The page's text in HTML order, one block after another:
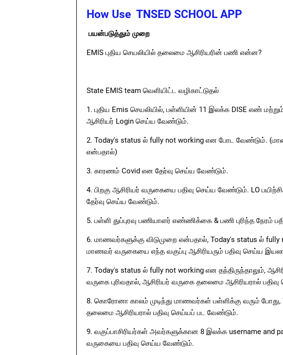
How Use TNSED SCHOOL APP
பயன்படுத்தும் முறை
EMIS புதிய செயலியில் தலைமை ஆசிரியரின் பணி என்ன?
State EMIS team வெளியிட்ட வழிகாட்டுதல்
1. புதிய Emis செயலியில், பள்ளியின் 11 இலக்க DISE எண்
ஆசிரியர் Login செய்ய வேண்டும்.
2. Today's status ல் fully not working என போட வேண்டும்.
என்பதால்)
3. காரணம் Covid என தேர்வு செய்ய வேண்டும்.
4. பிறகு ஆசிரியர் வருகையை பதிவு செய்ய வேண்டும். LO
தேர்வு செய்ய வேண்டும்.
5. பள்ளி துப்புரவு பணியாளர் எண்ணிக்கை & பணி புரிந்த நேரம்
6. மாணவர்களுக்கு விடுமுறை என்பதால், Today's status ல்
மாணவர் வருகையை எந்த வகுப்பு ஆசிரியரும் பதிவு செய்ய
7. Today's status ல் fully not working என தந்திருந்தாலும்,
வருகை புரிவதால், ஆசிரியர் வருகை தலைமை ஆசிரியரால்
8. கொரோனா காலம் முடிந்து மாணவர்கள் பள்ளிக்கு வரும் போது,
தலைமை ஆசிரியரால் பதிவு செய்யப் பட வேண்டும்.
9. வகுப்பாசிரியர்கள் அவர்களுக்கான 8 இலக்க username and
வருகையை பதிவு செய்ய வேண்டும்.